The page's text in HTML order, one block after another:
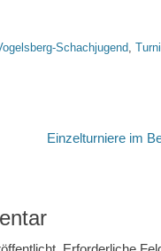
Schachjugend,
Nächster
Einzelturniere im